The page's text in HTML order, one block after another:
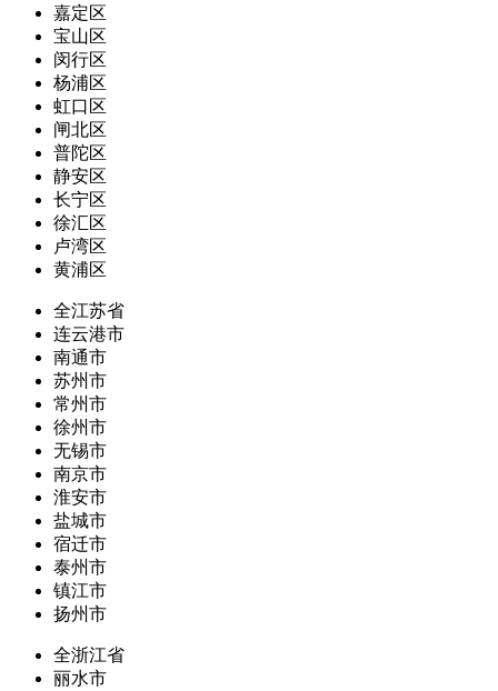
嘉定区
宝山区
闵行区
杨浦区
虹口区
闸北区
普陀区
静安区
长宁区
徐汇区
卢湾区
黄浦区
全江苏省
连云港市
南通市
苏州市
常州市
徐州市
无锡市
南京市
淮安市
盐城市
宿迁市
泰州市
镇江市
扬州市
全浙江省
丽水市